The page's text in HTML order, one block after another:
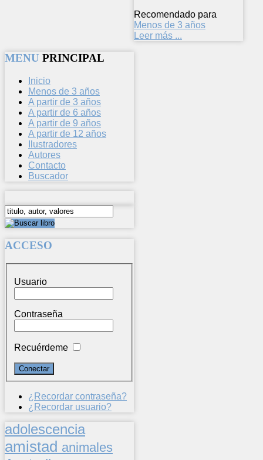
Recomendado para
Menos de 3 años
Leer más ...
MENU PRINCIPAL
Inicio
Menos de 3 años
A partir de 3 años
A partir de 6 años
A partir de 9 años
A partir de 12 años
Ilustradores
Autores
Contacto
Buscador
ACCESO
Usuario
Contraseña
Recuérdeme
¿Recordar contraseña?
¿Recordar usuario?
adolescencia
amistad animales